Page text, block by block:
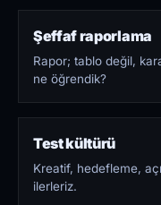
Şeffaf raporlama
Rapor; tablo değil,
ne öğrendik?
Test kültürü
Kreatif, hedefleme,
ilerleriz.